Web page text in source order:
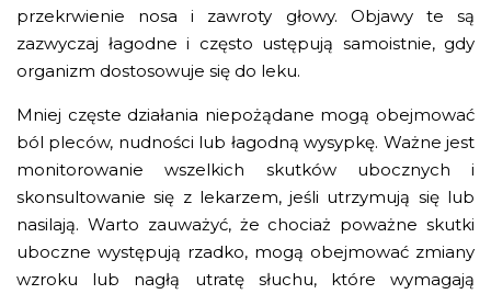
przekrwienie nosa i zawroty głowy. Objawy te są
zazwyczaj łagodne i często ustępują samoistnie, gdy
organizm dostosowuje się do leku.
Mniej częste działania niepożądane mogą obejmować
ból pleców, nudności lub łagodną wysypkę. Ważne jest
monitorowanie wszelkich skutków ubocznych i
skonsultowanie się z lekarzem, jeśli utrzymują się lub
nasilają. Warto zauważyć, że chociaż poważne skutki
uboczne występują rzadko, mogą obejmować zmiany
wzroku lub nagłą utratę słuchu, które wymagają